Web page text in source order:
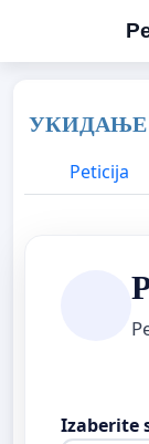
УКИДАЊЕ
Peticija
Izaberite